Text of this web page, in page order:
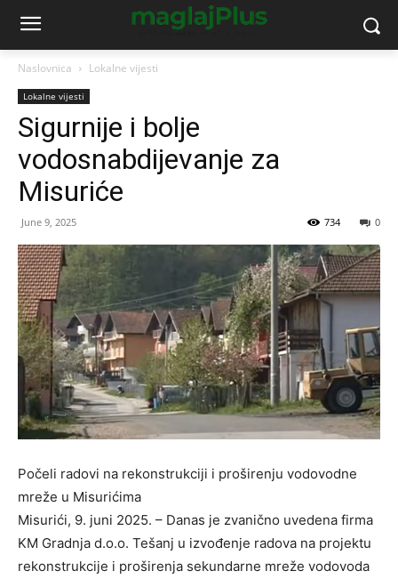
Naslovnica Lokalne vijesti
Lokalne vijesti
Sigurnije i bolje
vodosnabdijevanje za
Misuriće
June 9, 2025 0
734
Počeli radovi na rekonstrukciji i proširenju vodovodne
mreže u Misurićima
Misurići, 9. juni 2025. – Danas je zvanično uvedena firma
KM Gradnja d.o.o. Tešanj u izvođenje radova na projektu
rekonstrukcije i proširenja sekundarne mreže vodovoda